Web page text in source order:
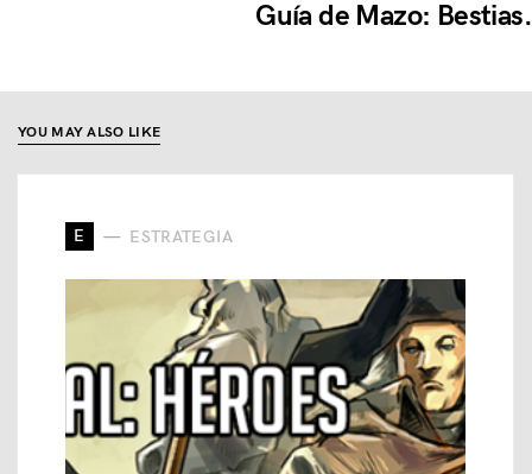
Guía de Mazo: Bestias.
YOU MAY ALSO LIKE
E ESTRATEGIA